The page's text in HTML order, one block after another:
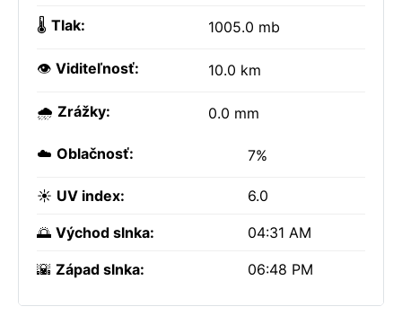
🌡️ Tlak: 1005.0 mb
👁️ Viditeľnosť: 10.0 km
🌧️ Zrážky: 0.0 mm
☁️ Oblačnosť: 7%
☀️ UV index: 6.0
🌅 Východ slnka: 04:31 AM
🌇 Západ slnka: 06:48 PM